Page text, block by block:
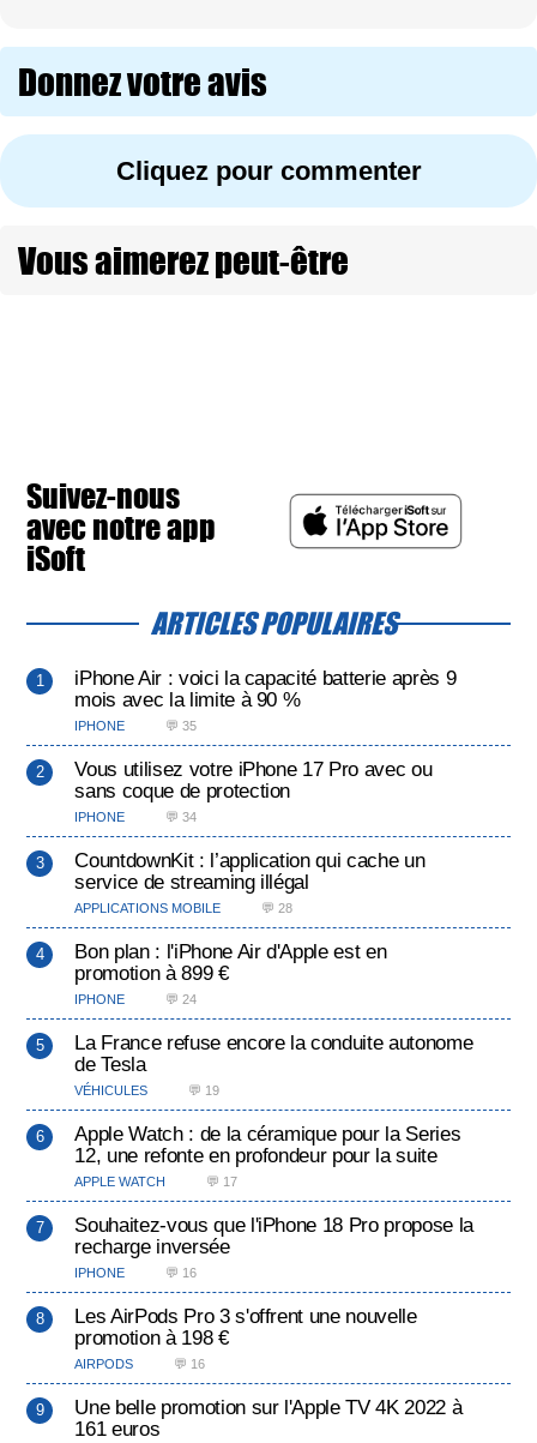
Donnez votre avis
Cliquez pour commenter
Vous aimerez peut-être
Suivez-nous
avec notre app
iSoft
ARTICLES POPULAIRES
iPhone Air : voici la capacité batterie après 9
mois avec la limite à 90 %
IPHONE 💬 35
Vous utilisez votre iPhone 17 Pro avec ou
sans coque de protection
IPHONE 💬 34
CountdownKit : l’application qui cache un
service de streaming illégal
APPLICATIONS MOBILE 💬 28
Bon plan : l'iPhone Air d'Apple est en
promotion à 899 €
IPHONE 💬 24
La France refuse encore la conduite autonome
de Tesla
VÉHICULES 💬 19
Apple Watch : de la céramique pour la Series
12, une refonte en profondeur pour la suite
APPLE WATCH 💬 17
Souhaitez-vous que l'iPhone 18 Pro propose la
recharge inversée
IPHONE 💬 16
Les AirPods Pro 3 s'offrent une nouvelle
promotion à 198 €
AIRPODS 💬 16
Une belle promotion sur l'Apple TV 4K 2022 à
161 euros